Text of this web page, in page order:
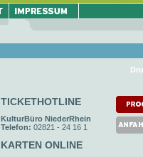
TICKETHOTLINE
KulturBüro NiederRhein
Telefon: 02821 - 24 16 1
KARTEN ONLINE